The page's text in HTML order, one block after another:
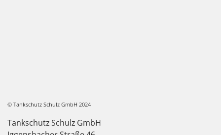
© Tankschutz Schulz GmbH 2024
Tankschutz Schulz GmbH